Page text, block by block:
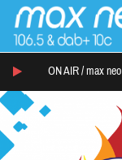
ON AIR / max neo